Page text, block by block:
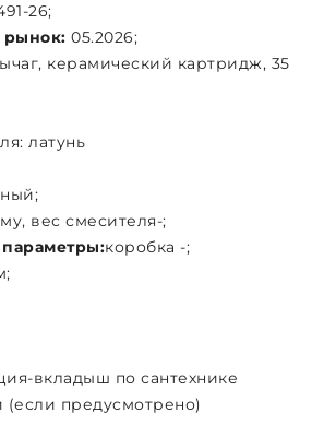
26;
рынок: 05.2026;
керамический картридж, 35
латунь
вес смесителя-;
коробка -;
вкладыш по сантехнике
(если предусмотрено)